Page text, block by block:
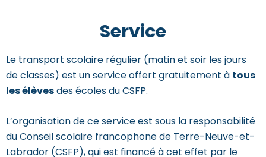
Service
Le transport scolaire régulier (matin et soir les jours
de classes) est un service offert gratuitement à tous
les élèvesdes écoles du CSFP.
L’organisation de ce service est sous la responsabilité
du Conseil scolaire francophone de Terre-Neuve-et-
Labrador (CSFP), qui est financé à cet effet par le